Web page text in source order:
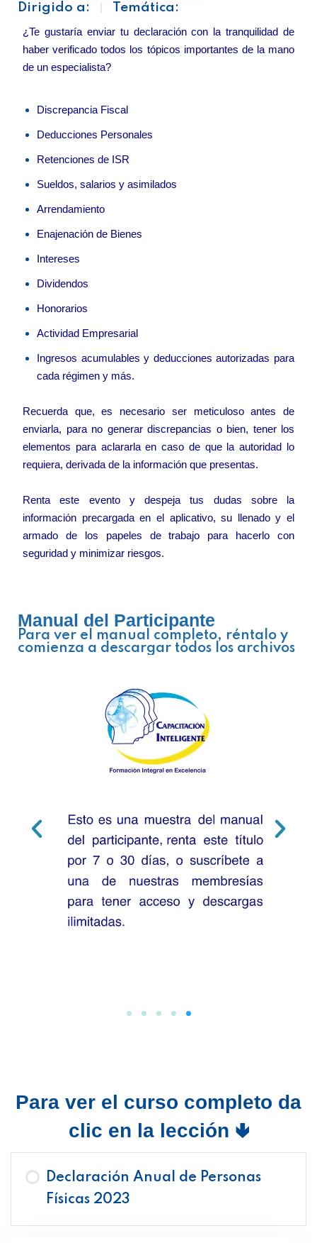
Dirigido a:
Temática:
¿Te gustaría enviar tu declaración con la tranquilidad de
haber verificado todos los tópicos importantes de la mano
de un especialista?
Discrepancia Fiscal
Deducciones Personales
Retenciones de ISR
Sueldos, salarios y asimilados
Arrendamiento
Enajenación de Bienes
Intereses
Dividendos
Honorarios
Actividad Empresarial
Ingresos acumulables y deducciones autorizadas para
cada régimen y más.
Recuerda que, es necesario ser meticuloso antes de
enviarla, para no generar discrepancias o bien, tener los
elementos para aclararla en caso de que la autoridad lo
requiera, derivada de la información que presentas.
Renta este evento y despeja tus dudas sobre la
información precargada en el aplicativo, su llenado y el
armado de los papeles de trabajo para hacerlo con
seguridad y minimizar riesgos.
Manual del Participante
Para ver el manual completo, réntalo y
comienza a descargar todos los archivos
Para ver el curso completo da
clic en la lección 🢃
Declaración Anual de Personas
Físicas 2023